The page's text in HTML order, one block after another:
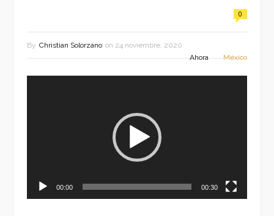
0
By Christian Solorzano on 24 noviembre, 2020
Ahora
México
00:00 00:30